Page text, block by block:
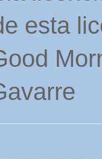
esta